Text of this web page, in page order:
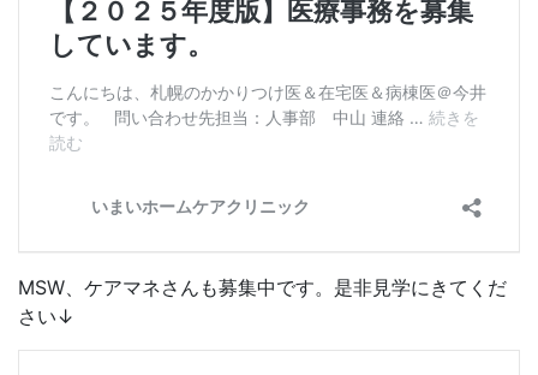
MSW、ケアマネさんも募集中です。是非見学にきてくだ
さい↓